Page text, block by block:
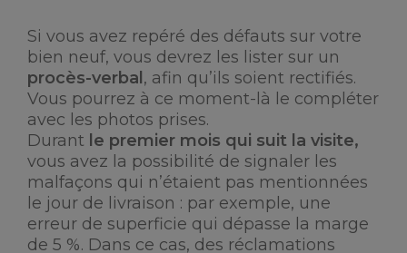
Si vous avez repéré des défauts sur votre
bien neuf, vous devrez les lister sur un
procès-verbal , afin qu’ils soient rectifiés.
Vous pourrez à ce moment-là le compléter
avec les photos prises.
Durant le premier mois qui suit la visite,
vous avez la possibilité de signaler les
malfaçons qui n’étaient pas mentionnées
le jour de livraison : par exemple, une
erreur de superficie qui dépasse la marge
de 5 %. Dans ce cas, des réclamations